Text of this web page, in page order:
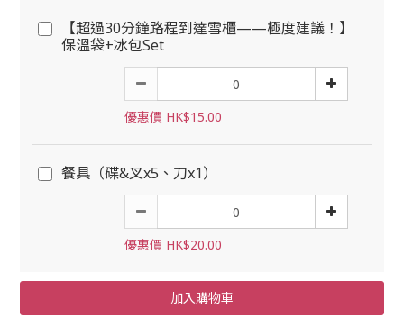
【超過30分鐘路程到達雪櫃——極度建議！】
保溫袋+冰包Set
優惠價 HK$15.00
餐具（碟&叉x5、刀x1）
優惠價 HK$20.00
加入購物車